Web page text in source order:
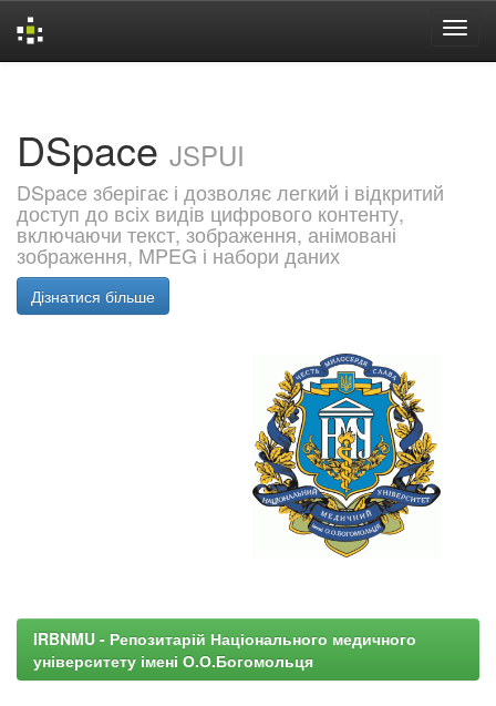
DSpace JSPUI
DSpace зберігає і дозволяє легкий і відкритий
доступ до всіх видів цифрового контенту,
включаючи текст, зображення, анімовані
зображення, MPEG і набори даних
Дізнатися більше
IRBNMU - Репозитарій Національного медичного
університету імені О.О.Богомольця